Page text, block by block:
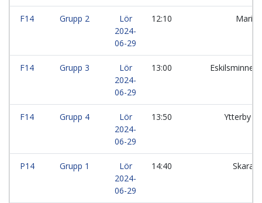
F14 Grupp 2
Lör
2024-
06-29
12:10
F14 Grupp 3
Lör
2024-
06-29
13:00 Eskilsminne
F14 Grupp 4
Lör
2024-
06-29
13:50 Ytterby
P14 Grupp 1
Lör
2024-
06-29
14:40 Skara